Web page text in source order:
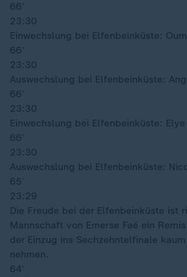
66′
23:30
Einwechslung bei Elfenbeinküste:
66′
23:30
Auswechslung bei Elfenbeinküste:
66′
23:30
Einwechslung bei Elfenbeinküste: Elye
66′
23:30
Auswechslung bei Elfenbeinküste:
65′
23:29
Die Freude bei der Elfenbeinküste ist
Mannschaft von Emerse Faé ein
der Einzug ins Sechzehntelfinale
nehmen.
64′